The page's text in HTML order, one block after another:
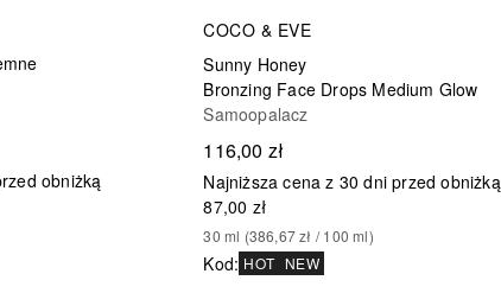
obniżką
COCO & EVE
Sunny Honey
Bronzing Face Drops Medium Glow
Samoopalacz
116,00 zł
Najniższa cena z 30 dni przed obniżką
87,00 zł
30 ml (386,67 zł / 100 ml)
Kod: HOT NEW